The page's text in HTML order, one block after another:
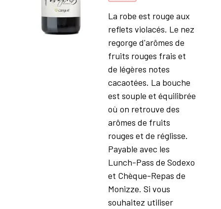
La robe est rouge aux
reflets violacés. Le nez
regorge d'arômes de
fruits rouges frais et
de légères notes
cacaotées. La bouche
est souple et équilibrée
où on retrouve des
arômes de fruits
rouges et de réglisse.
Payable avec les
Lunch-Pass de Sodexo
et Chèque-Repas de
Monizze. Si vous
souhaitez utiliser